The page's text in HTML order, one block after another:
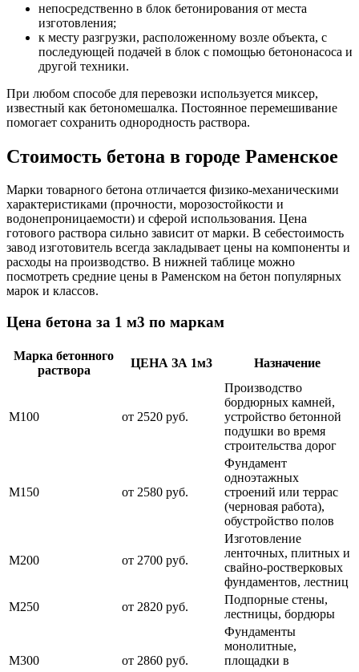
непосредственно в блок бетонирования от места
изготовления;
к месту разгрузки, расположенному возле объекта, с
последующей подачей в блок с помощью бетононасоса и
другой техники.
При любом способе для перевозки используется миксер,
известный как бетономешалка. Постоянное перемешивание
помогает сохранить однородность раствора.
Стоимость бетона в городе Раменское
Марки товарного бетона отличается физико-механическими
характеристиками (прочности, морозостойкости и
водонепроницаемости) и сферой использования. Цена
готового раствора сильно зависит от марки. В себестоимость
завод изготовитель всегда закладывает цены на компоненты и
расходы на производство. В нижней таблице можно
посмотреть средние цены в Раменском на бетон популярных
марок и классов.
Цена бетона за 1 м3 по маркам
Марка бетонного
раствора
ЦЕНА ЗА 1м3 Назначение
М100 от 2520 руб.
Производство
бордюрных камней,
устройство бетонной
подушки во время
строительства дорог
М150 от 2580 руб.
Фундамент
одноэтажных
строений или террас
(черновая работа),
обустройство полов
М200 от 2700 руб.
Изготовление
ленточных, плитных и
свайно-ростверковых
фундаментов, лестниц
М250
от 2820 руб.
Подпорные стены,
лестницы, бордюры
М300 от 2860 руб.
Фундаменты
монолитные,
площадки в